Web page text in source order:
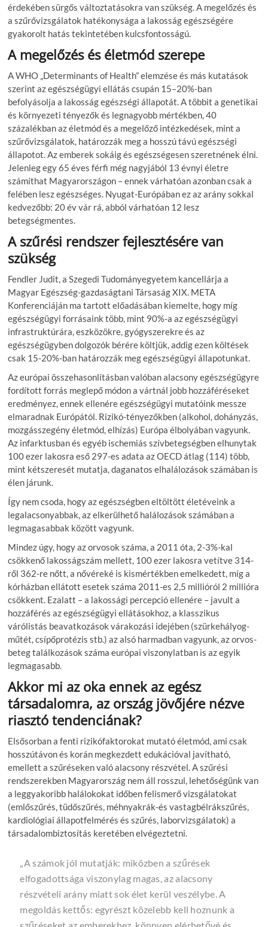
érdekében sürgős változtatásokra van szükség. A megelőzés és
a szűrővizsgálatok hatékonysága a lakosság egészségére
gyakorolt hatás tekintetében kulcsfontosságú.
A megelőzés és életmód szerepe
A WHO „Determinants of Health” elemzése és más kutatások
szerint az egészségügyi ellátás csupán 15–20%-ban
befolyásolja a lakosság egészségi állapotát. A többit a genetikai
és környezeti tényezők és legnagyobb mértékben, 40
százalékban az életmód és a megelőző intézkedések, mint a
szűrővizsgálatok, határozzák meg a hosszú távú egészségi
állapotot. Az emberek sokáig és egészségesen szeretnének élni.
Jelenleg egy 65 éves férfi még nagyjából 13 évnyi életre
számíthat Magyarországon – ennek várhatóan azonban csak a
felében lesz egészséges. Nyugat-Európában ez az arány sokkal
kedvezőbb: 20 év vár rá, abból várhatóan 12 lesz
betegségmentes.
A szűrési rendszer fejlesztésére van
szükség
Fendler Judit, a Szegedi Tudományegyetem kancellárja a
Magyar Egészség-gazdaságtani Társaság XIX. META
Konferenciáján ma tartott előadásában kiemelte, hogy míg
egészségügyi forrásaink több, mint 90%-a az egészségügyi
infrastruktúrára, eszközökre, gyógyszerekre és az
egészségügyben dolgozók bérére költjük, addig ezen költések
csak 15-20%-ban határozzák meg egészségügyi állapotunkat.
Az európai összehasonlításban valóban alacsony egészségügyre
fordított forrás meglepő módon a vártnál jobb hozzáféréseket
eredményez, ennek ellenére egészségügyi mutatóink messze
elmaradnak Európától. Rizikó-tényezőkben (alkohol, dohányzás,
mozgásszegény életmód, elhízás) Európa élbolyában vagyunk.
Az infarktusban és egyéb ischemiás szívbetegségben elhunytak
100 ezer lakosra eső 297-es adata az OECD átlag (114) több,
mint kétszeresét mutatja, daganatos elhalálozások számában is
élen járunk.
Így nem csoda, hogy az egészségben eltöltött életéveink a
legalacsonyabbak, az elkerülhető halálozások számában a
legmagasabbak között vagyunk.
Mindez úgy, hogy az orvosok száma, a 2011 óta, 2-3%-kal
csökkenő lakosságszám mellett, 100 ezer lakosra vetítve 314-
ről 362-re nőtt, a nővéreké is kismértékben emelkedett, míg a
kórházban ellátott esetek száma 2011-es 2,5 millióról 2 millióra
csökkent. Ezalatt – a lakossági percepció ellenére – javult a
hozzáférés az egészségügyi ellátásokhoz, a klasszikus
várólistás beavatkozások várakozási idejében (szürkehályog-
műtét, csípőprotézis stb.) az alsó harmadban vagyunk, az orvos-
beteg találkozások száma európai viszonylatban is az egyik
legmagasabb.
Akkor mi az oka ennek az egész
társadalomra, az ország jövőjére nézve
riasztó tendenciának?
Elsősorban a fenti rizikófaktorokat mutató életmód, ami csak
hosszútávon és korán megkezdett edukációval javítható,
emellett a szűréseken való alacsony részvétel. A szűrési
rendszerekben Magyarország nem áll rosszul, lehetőségünk van
a leggyakoribb halálokokat időben felismerő vizsgálatokat
(emlőszűrés, tüdőszűrés, méhnyakrák-és vastagbélrákszűrés,
kardiológiai állapotfelmérés és szűrés, laborvizsgálatok) a
társadalombiztosítás keretében elvégeztetni.
„A számok jól mutatják: miközben a szűrések
elfogadottsága viszonylag magas, az alacsony
részvételi arány miatt sok élet kerül veszélybe. A
megoldás kettős: egyrészt közelebb kell hoznunk a
szűréseket az emberekhez, könnyen elérhetővé és